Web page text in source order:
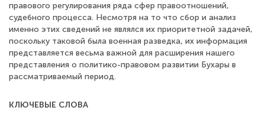
правового регулирования ряда сфер правоотношений,
судебного процесса. Несмотря на то что сбор и анализ
именно этих сведений не являлся их приоритетной задачей,
поскольку таковой была военная разведка, их информация
представляется весьма важной для расширения нашего
представления о политико-правовом развитии Бухары в
рассматриваемый период.
КЛЮЧЕВЫЕ СЛОВА